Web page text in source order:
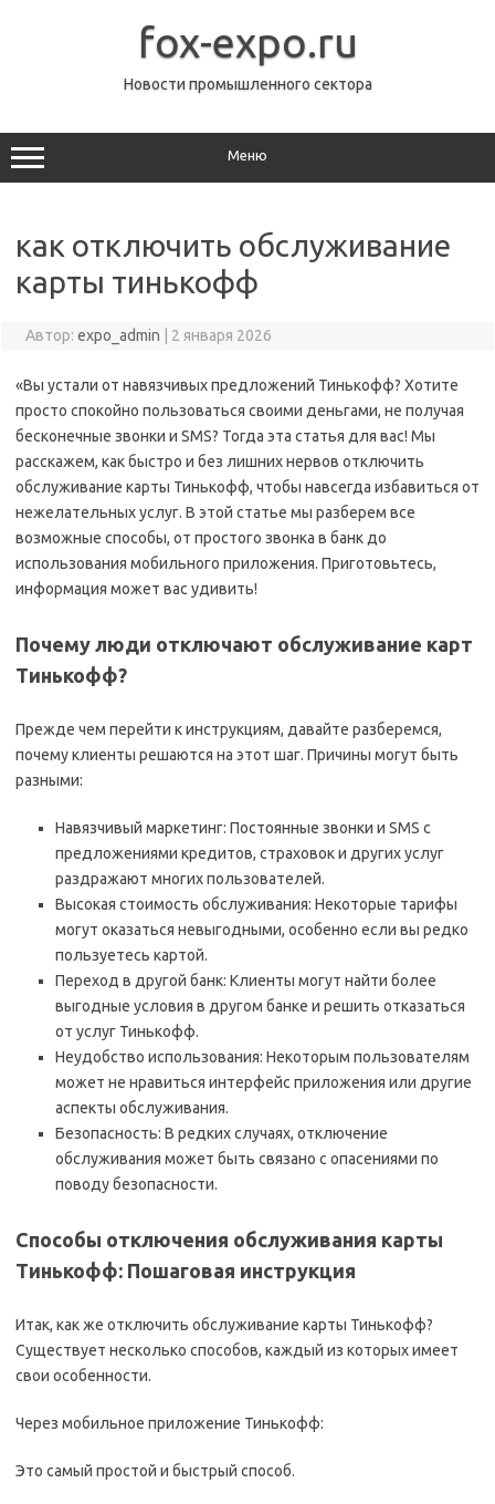
fox-expo.ru
Новости промышленного сектора
Меню
как отключить обслуживание
карты тинькофф
Автор: expo_admin 2 января 2026
«Вы устали от навязчивых предложений Тинькофф? Хотите
просто спокойно пользоваться своими деньгами, не получая
бесконечные звонки и SMS? Тогда эта статья для вас! Мы
расскажем, как быстро и без лишних нервов отключить
обслуживание карты Тинькофф, чтобы навсегда избавиться от
нежелательных услуг. В этой статье мы разберем все
возможные способы, от простого звонка в банк до
использования мобильного приложения. Приготовьтесь,
информация может вас удивить!
Почему люди отключают обслуживание карт
Тинькофф?
Прежде чем перейти к инструкциям, давайте разберемся,
почему клиенты решаются на этот шаг. Причины могут быть
разными:
Навязчивый маркетинг: Постоянные звонки и SMS с
предложениями кредитов, страховок и других услуг
раздражают многих пользователей.
Высокая стоимость обслуживания: Некоторые тарифы
могут оказаться невыгодными, особенно если вы редко
пользуетесь картой.
Переход в другой банк: Клиенты могут найти более
выгодные условия в другом банке и решить отказаться
от услуг Тинькофф.
Неудобство использования: Некоторым пользователям
может не нравиться интерфейс приложения или другие
аспекты обслуживания.
Безопасность: В редких случаях, отключение
обслуживания может быть связано с опасениями по
поводу безопасности.
Способы отключения обслуживания карты
Тинькофф: Пошаговая инструкция
Итак, как же отключить обслуживание карты Тинькофф?
Существует несколько способов, каждый из которых имеет
свои особенности.
Через мобильное приложение Тинькофф:
Это самый простой и быстрый способ.